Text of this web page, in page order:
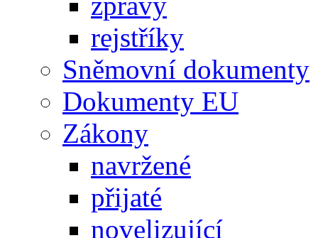
rejstříky
Sněmovní dokumenty
Dokumenty EU
Zákony
navržené
přijaté
novelizující